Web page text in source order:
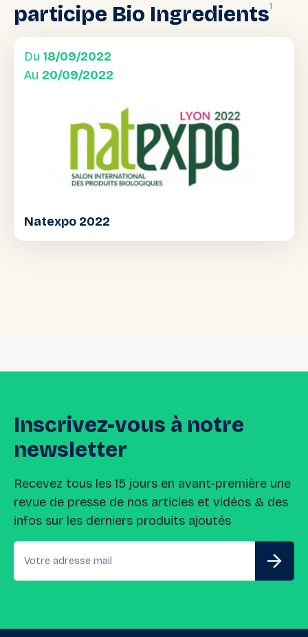
participe Bio Ingredients1
Du 18/09/2022
Au 20/09/2022
Natexpo 2022
Inscrivez-vous à notre
newsletter
Recevez tous les 15 jours en avant-première une
revue de presse de nos articles et vidéos & des
infos sur les derniers produits ajoutés